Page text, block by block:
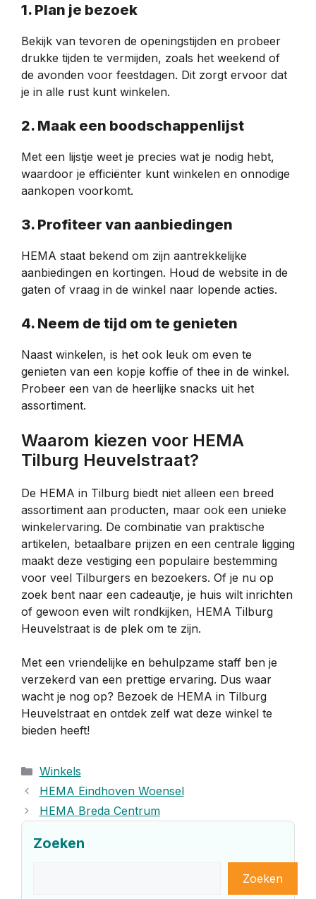
1. Plan je bezoek
Bekijk van tevoren de openingstijden en probeer
drukke tijden te vermijden, zoals het weekend of
de avonden voor feestdagen. Dit zorgt ervoor dat
je in alle rust kunt winkelen.
2. Maak een boodschappenlijst
Met een lijstje weet je precies wat je nodig hebt,
waardoor je efficiënter kunt winkelen en onnodige
aankopen voorkomt.
3. Profiteer van aanbiedingen
HEMA staat bekend om zijn aantrekkelijke
aanbiedingen en kortingen. Houd de website in de
gaten of vraag in de winkel naar lopende acties.
4. Neem de tijd om te genieten
Naast winkelen, is het ook leuk om even te
genieten van een kopje koffie of thee in de winkel.
Probeer een van de heerlijke snacks uit het
assortiment.
Waarom kiezen voor HEMA
Tilburg Heuvelstraat?
De HEMA in Tilburg biedt niet alleen een breed
assortiment aan producten, maar ook een unieke
winkelervaring. De combinatie van praktische
artikelen, betaalbare prijzen en een centrale ligging
maakt deze vestiging een populaire bestemming
voor veel Tilburgers en bezoekers. Of je nu op
zoek bent naar een cadeautje, je huis wilt inrichten
of gewoon even wilt rondkijken, HEMA Tilburg
Heuvelstraat is de plek om te zijn.
Met een vriendelijke en behulpzame staff ben je
verzekerd van een prettige ervaring. Dus waar
wacht je nog op? Bezoek de HEMA in Tilburg
Heuvelstraat en ontdek zelf wat deze winkel te
bieden heeft!
Categorieën
Winkels
HEMA Eindhoven Woensel
HEMA Breda Centrum
Zoeken
Zoeken